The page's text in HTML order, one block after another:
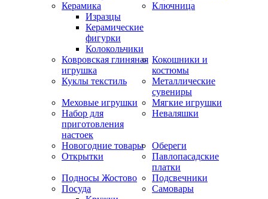
Керамика
Изразцы
Керамические
фигурки
Колокольчики
Ключница
Ковровская глиняная
игрушка
Кокошники и
костюмы
Куклы текстиль
Металлические
сувениры
Меховые игрушки
Мягкие игрушки
Набор для
приготовления
настоек
Неваляшки
Новогодние товары
Обереги
Открытки
Павлопасадские
платки
Подносы Жостово
Подсвечники
Посуда
Самовары